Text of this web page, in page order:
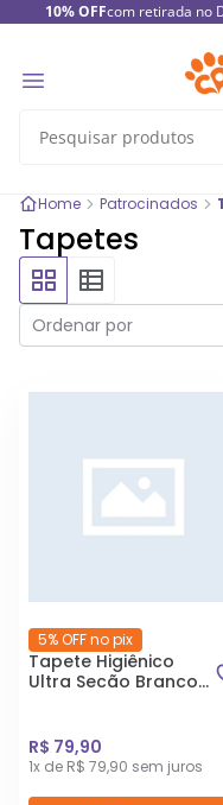
10% OFFcom retirada no
Home Patrocinados
Tapetes
Ordenar por
5% OFF no pix
Tapete Higiênico
Ultra Secão Branco
R$ 79,90
1x de R$ 79,90 sem juros